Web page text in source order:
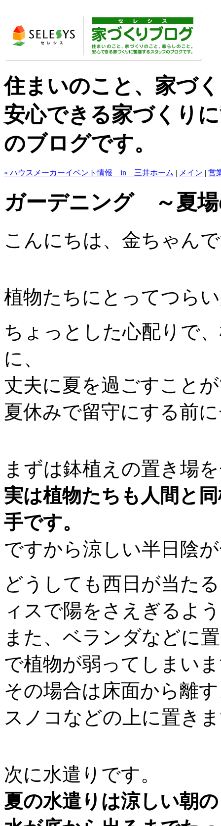
住まいのこと、家づ
安心できる家づくり
のブログです。
« ハウスメーカーイベント情報 in 三井ホーム | メイン | 営
ガーデニング ～夏場
こんにちは、金ちゃん
植物たちにとってつら
ちょっとした心配りで
に、
丈夫に夏を過ごすこと
夏休みで留守にする前
まずは鉢植えの置き場
実は植物たちも人間と
手です。
ですから涼しい半日陰
どうしても西日が当た
ィスで陽をさえぎるよ
また、ベランダなどに
で植物が弱ってしまい
その場合は床面から離
スノコなどの上に置き
次に水遣りです。
夏の水遣りは涼しい朝